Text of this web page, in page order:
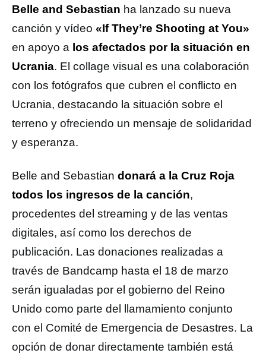
Belle and Sebastian ha lanzado su nueva
canción y vídeo «If They’re Shooting at You»
en apoyo a los afectados por la situación en
Ucrania. El collage visual es una colaboración
con los fotógrafos que cubren el conflicto en
Ucrania, destacando la situación sobre el
terreno y ofreciendo un mensaje de solidaridad
y esperanza.
Belle and Sebastian donará a la Cruz Roja
todos los ingresos de la canción,
procedentes del streaming y de las ventas
digitales, así como los derechos de
publicación. Las donaciones realizadas a
través de Bandcamp hasta el 18 de marzo
serán igualadas por el gobierno del Reino
Unido como parte del llamamiento conjunto
con el Comité de Emergencia de Desastres. La
opción de donar directamente también está